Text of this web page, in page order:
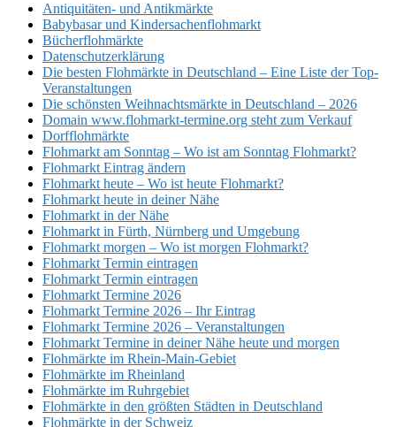
Antiquitäten- und Antikmärkte
Babybasar und Kindersachenflohmarkt
Bücherflohmärkte
Datenschutzerklärung
Die besten Flohmärkte in Deutschland – Eine Liste der Top-
Veranstaltungen
Die schönsten Weihnachtsmärkte in Deutschland – 2026
Domain www.flohmarkt-termine.org steht zum Verkauf
Dorfflohmärkte
Flohmarkt am Sonntag – Wo ist am Sonntag Flohmarkt?
Flohmarkt Eintrag ändern
Flohmarkt heute – Wo ist heute Flohmarkt?
Flohmarkt heute in deiner Nähe
Flohmarkt in der Nähe
Flohmarkt in Fürth, Nürnberg und Umgebung
Flohmarkt morgen – Wo ist morgen Flohmarkt?
Flohmarkt Termin eintragen
Flohmarkt Termin eintragen
Flohmarkt Termine 2026
Flohmarkt Termine 2026 – Ihr Eintrag
Flohmarkt Termine 2026 – Veranstaltungen
Flohmarkt Termine in deiner Nähe heute und morgen
Flohmärkte im Rhein-Main-Gebiet
Flohmärkte im Rheinland
Flohmärkte im Ruhrgebiet
Flohmärkte in den größten Städten in Deutschland
Flohmärkte in der Schweiz